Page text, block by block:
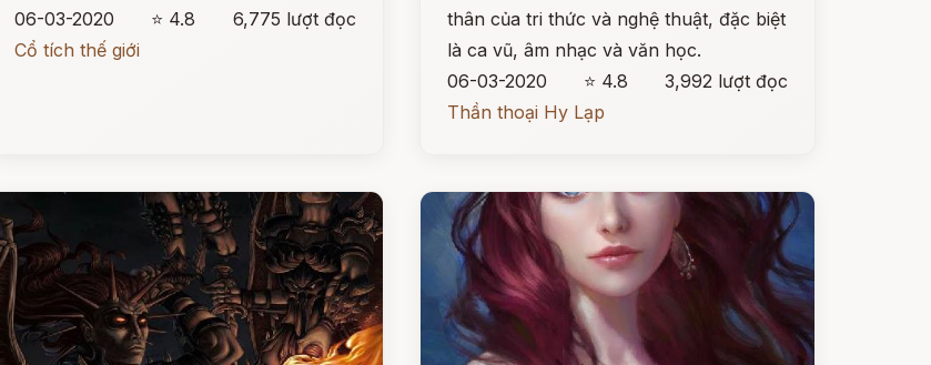
06-03-2020
⭐ 4.8
6,775 lượt đọc
Cổ tích thế giới
thân của tri thức và nghệ thuật, đặc biệt
là ca vũ, âm nhạc và văn học.
06-03-2020
⭐ 4.8
3,992 lượt đọc
Thần thoại Hy Lạp